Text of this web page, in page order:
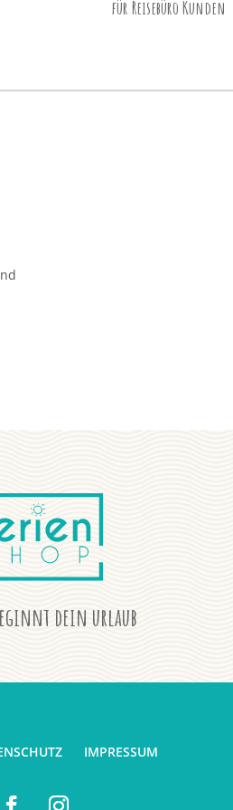
für Reisebüro Kunden
dein urlaub
IMPRESSUM